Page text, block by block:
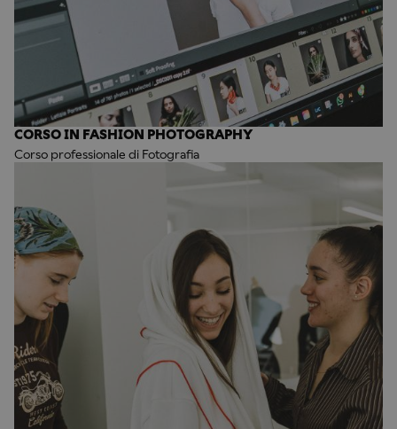
CORSO IN FASHION PHOTOGRAPHY
Corso professionale di Fotografia